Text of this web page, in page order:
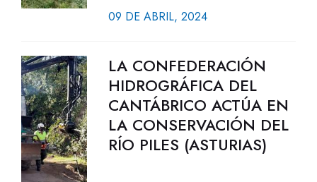
09 DE ABRIL, 2024
LA CONFEDERACIÓN
HIDROGRÁFICA DEL
CANTÁBRICO ACTÚA EN
LA CONSERVACIÓN DEL
RÍO PILES (ASTURIAS)